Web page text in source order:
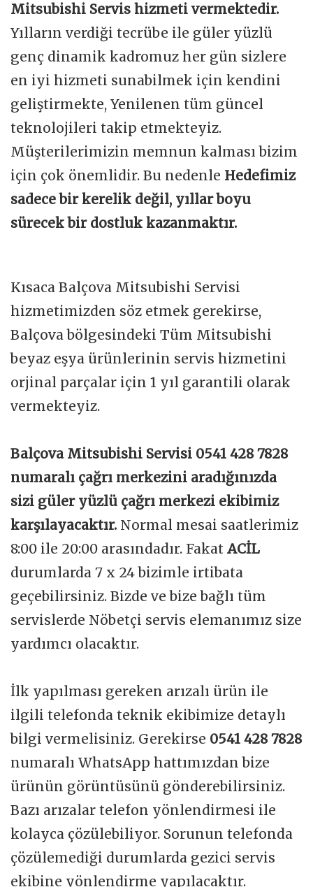
Mitsubishi Servis hizmeti vermektedir.
Yılların verdiği tecrübe ile güler yüzlü
genç dinamik kadromuz her gün sizlere
en iyi hizmeti sunabilmek için kendini
geliştirmekte, Yenilenen tüm güncel
teknolojileri takip etmekteyiz.
Müşterilerimizin memnun kalması bizim
için çok önemlidir. Bu nedenle Hedefimiz
sadece bir kerelik değil, yıllar boyu
sürecek bir dostluk kazanmaktır.
Kısaca Balçova Mitsubishi Servisi
hizmetimizden söz etmek gerekirse,
Balçova bölgesindeki Tüm Mitsubishi
beyaz eşya ürünlerinin servis hizmetini
orjinal parçalar için 1 yıl garantili olarak
vermekteyiz.
Balçova Mitsubishi Servisi 0541 428 7828
numaralı çağrı merkezini aradığınızda
sizi güler yüzlü çağrı merkezi ekibimiz
karşılayacaktır. Normal mesai saatlerimiz
8:00 ile 20:00 arasındadır. Fakat ACİL
durumlarda 7 x 24 bizimle irtibata
geçebilirsiniz. Bizde ve bize bağlı tüm
servislerde Nöbetçi servis elemanımız size
yardımcı olacaktır.
İlk yapılması gereken arızalı ürün ile
ilgili telefonda teknik ekibimize detaylı
bilgi vermelisiniz. Gerekirse 0541 428 7828
numaralı WhatsApp hattımızdan bize
ürünün görüntüsünü gönderebilirsiniz.
Bazı arızalar telefon yönlendirmesi ile
kolayca çözülebiliyor. Sorunun telefonda
çözülemediği durumlarda gezici servis
ekibine yönlendirme yapılacaktır.